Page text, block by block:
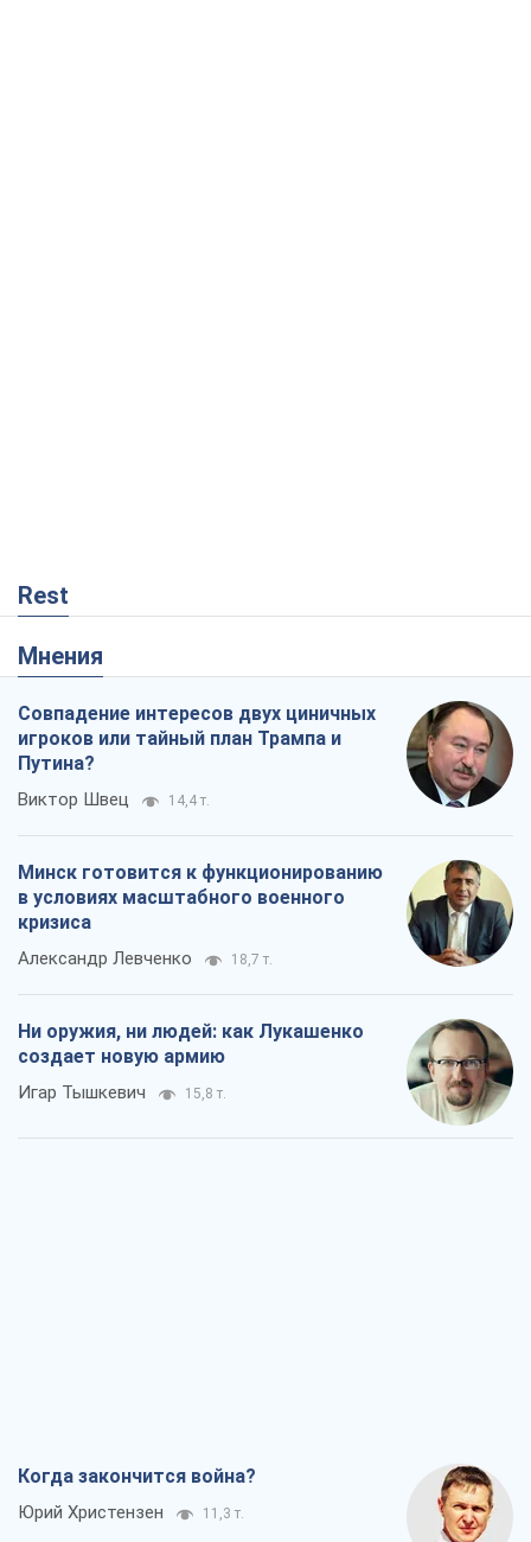
Rest
Мнения
Совпадение интересов двух циничных
игроков или тайный план Трампа и
Путина?
Виктор Швец 14,4 т.
Минск готовится к функционированию
в условиях масштабного военного
кризиса
Александр Левченко 18,7 т.
Ни оружия, ни людей: как Лукашенко
создает новую армию
Игар Тышкевич 15,8 т.
Когда закончится война?
Юрий Христензен 11,3 т.